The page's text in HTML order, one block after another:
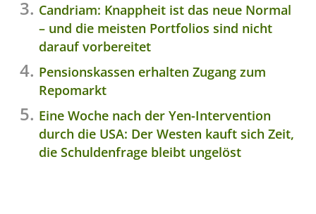
Candriam: Knappheit ist das neue Normal
– und die meisten Portfolios sind nicht
darauf vorbereitet
Pensionskassen erhalten Zugang zum
Repomarkt
Eine Woche nach der Yen-Intervention
durch die USA: Der Westen kauft sich Zeit,
die Schuldenfrage bleibt ungelöst